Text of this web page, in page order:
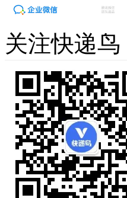
关注快递鸟